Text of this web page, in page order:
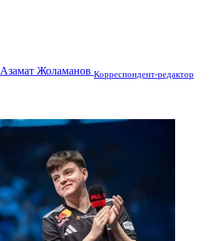
Азамат Жоламанов Корреспондент-редактор